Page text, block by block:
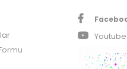
Youtube